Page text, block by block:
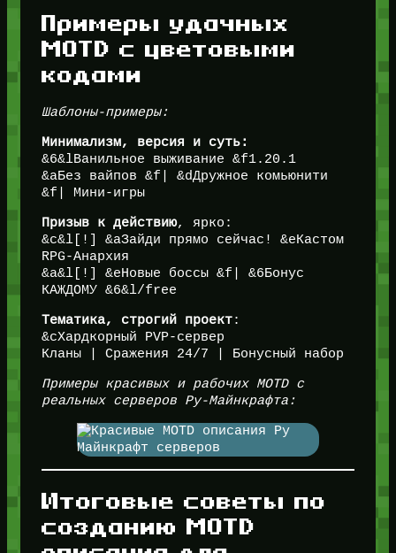
Примеры удачных
MOTD с цветовыми
кодами
Шаблоны-примеры:
Минимализм, версия и суть:
&6&lВанильное выживание &f1.20.1
&aБез вайпов &f| &dДружное комьюнити
&f| Мини-игры
Призыв к действию, ярко:
&c&l[!] &aЗайди прямо сейчас! &eКастом
RPG-Анархия
&a&l[!] &eНовые боссы &f| &6Бонус
КАЖДОМУ &6&l/free
Тематика, строгий проект:
&cХардкорный PVP-сервер
Кланы | Сражения 24/7 | Бонусный набор
Примеры красивых и рабочих MOTD с
реальных серверов Ру-Майнкрафта:
Итоговые советы по
созданию MOTD